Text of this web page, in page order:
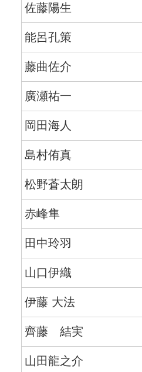
佐藤陽生
能呂孔策
藤曲佐介
廣瀬祐一
岡田海人
島村侑真
松野蒼太朗
赤峰隼
田中玲羽
山口伊織
伊藤 大法
齊藤 結実
山田龍之介